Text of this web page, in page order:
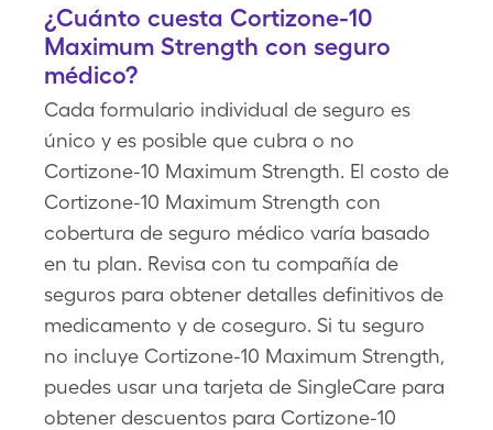
¿Cuánto cuesta Cortizone-10
Maximum Strength con seguro
médico?
Cada formulario individual de seguro es
único y es posible que cubra o no
Cortizone-10 Maximum Strength. El costo de
Cortizone-10 Maximum Strength con
cobertura de seguro médico varía basado
en tu plan. Revisa con tu compañía de
seguros para obtener detalles definitivos de
medicamento y de coseguro. Si tu seguro
no incluye Cortizone-10 Maximum Strength,
puedes usar una tarjeta de SingleCare para
obtener descuentos para Cortizone-10